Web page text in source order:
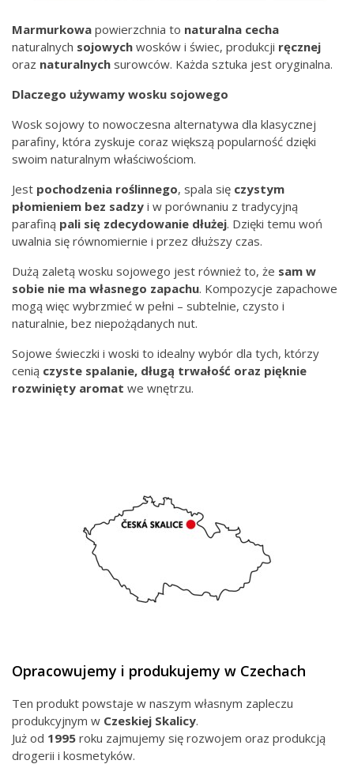
Marmurkowa powierzchnia to naturalna cecha
naturalnych sojowych wosków i świec, produkcji ręcznej
oraz naturalnych surowców. Każda sztuka jest oryginalna.
Dlaczego używamy wosku sojowego
Wosk sojowy to nowoczesna alternatywa dla klasycznej
parafiny, która zyskuje coraz większą popularność dzięki
swoim naturalnym właściwościom.
Jest pochodzenia roślinnego, spala się czystym
płomieniem bez sadzy i w porównaniu z tradycyjną
parafiną pali się zdecydowanie dłużej. Dzięki temu woń
uwalnia się równomiernie i przez dłuższy czas.
Dużą zaletą wosku sojowego jest również to, że sam w
sobie nie ma własnego zapachu. Kompozycje zapachowe
mogą więc wybrzmieć w pełni – subtelnie, czysto i
naturalnie, bez niepożądanych nut.
Sojowe świeczki i woski to idealny wybór dla tych, którzy
cenią czyste spalanie, długą trwałość oraz pięknie
rozwinięty aromat we wnętrzu.
Opracowujemy i produkujemy w Czechach
Ten produkt powstaje w naszym własnym zapleczu
produkcyjnym w Czeskiej Skalicy.
Już od 1995 roku zajmujemy się rozwojem oraz produkcją
drogerii i kosmetyków.